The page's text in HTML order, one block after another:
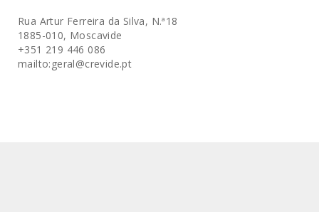
Rua Artur Ferreira da Silva, N.ª18
1885-010, Moscavide
+351 219 446 086
mailto:geral@crevide.pt